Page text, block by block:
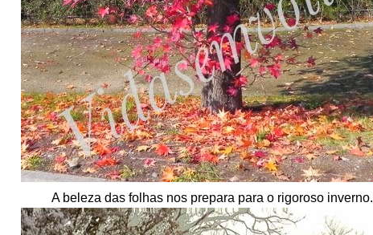
A beleza das folhas nos prepara para o rigoroso inverno.